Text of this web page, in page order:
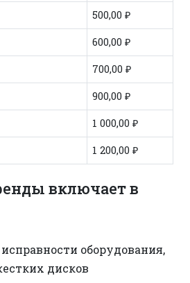
500,00 ₽
600,00 ₽
700,00 ₽
900,00 ₽
1 000,00 ₽
1 200,00 ₽
включает в
оборудования,
дисков